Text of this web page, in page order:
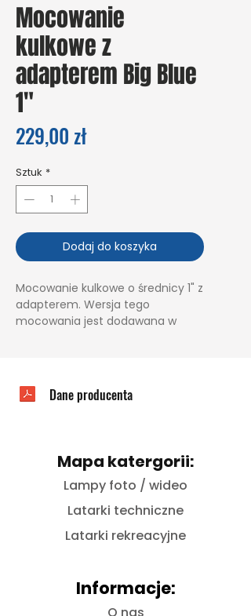
Mocowanie
kulkowe z
adapterem Big Blue
1"
229,00 złCena
Sztuk *
Dodaj do koszyka
Mocowanie kulkowe o średnicy 1" z
adapterem. Wersja tego
mocowania jest dodawana w
Śruba w zestawie.
Dane producenta
Mapa katergorii:
Lampy foto / wideo
Latarki techniczne
Latarki rekreacyjne
Informacje:
O nas